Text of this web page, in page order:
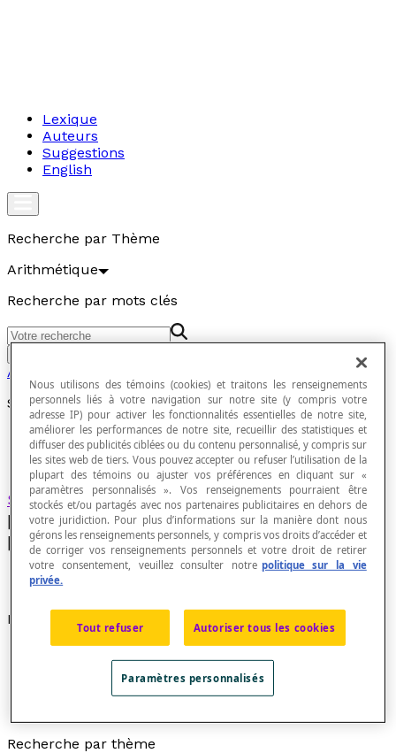
Lexique
Auteurs
Suggestions
English
Recherche par Thème
Arithmétique
Recherche par mots clés
Arithmétique
Suite croissante
Suitedans laquelle ∀n∈ [latex]\mathbb{R}
[/latex] :x[latex]_{n}[/latex] ≤x[latex]_{n+1}
[/latex].
Exemples
strictement croissante : 0, 2, 4, 6, 8, 10, 12, 14, ...
La suite des nombres carrés est une suite
Recherche par thème
Nous utilisons des témoins (cookies) et traitons les renseignements
personnels liés à votre navigation sur notre site (y compris votre
adresse IP) pour activer les fonctionnalités essentielles de notre site,
améliorer les performances de notre site, recueillir des statistiques et
diffuser des publicités ciblées ou du contenu personnalisé, y compris sur
les sites web de tiers. Vous pouvez accepter ou refuser l’utilisation de la
plupart des témoins ou ajuster vos préférences en cliquant sur «
paramètres personnalisés ». Vos renseignements pourraient être
stockés et/ou partagés avec nos partenaires publicitaires en dehors de
votre juridiction. Pour plus d’informations sur la manière dont nous
gérons les renseignements personnels, y compris vos droits d’accéder et
de corriger vos renseignements personnels et votre droit de retirer
votre consentement, veuillez consulter notre politique sur la vie
privée.
Tout refuser Autoriser tous les cookies
Paramètres personnalisés